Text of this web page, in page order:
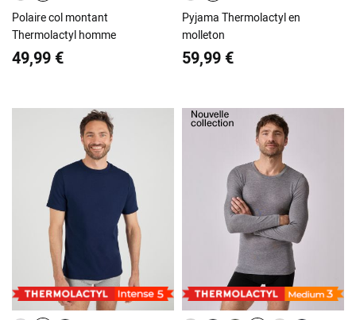
Polaire col montant
Thermolactyl homme
49,99 €
Pyjama Thermolactyl en
molleton
59,99 €